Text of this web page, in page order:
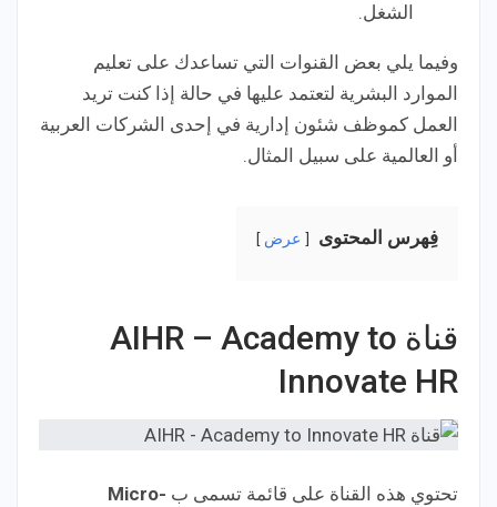
الشغل.
وفيما يلي بعض القنوات التي تساعدك على تعليم
الموارد البشرية لتعتمد عليها في حالة إذا كنت تريد
العمل كموظف شئون إدارية في إحدى الشركات العربية
أو العالمية على سبيل المثال.
فِهرس المحتوى عرض
قناة AIHR – Academy to
Innovate HR
تحتوي هذه القناة على قائمة تسمى ب Micro-